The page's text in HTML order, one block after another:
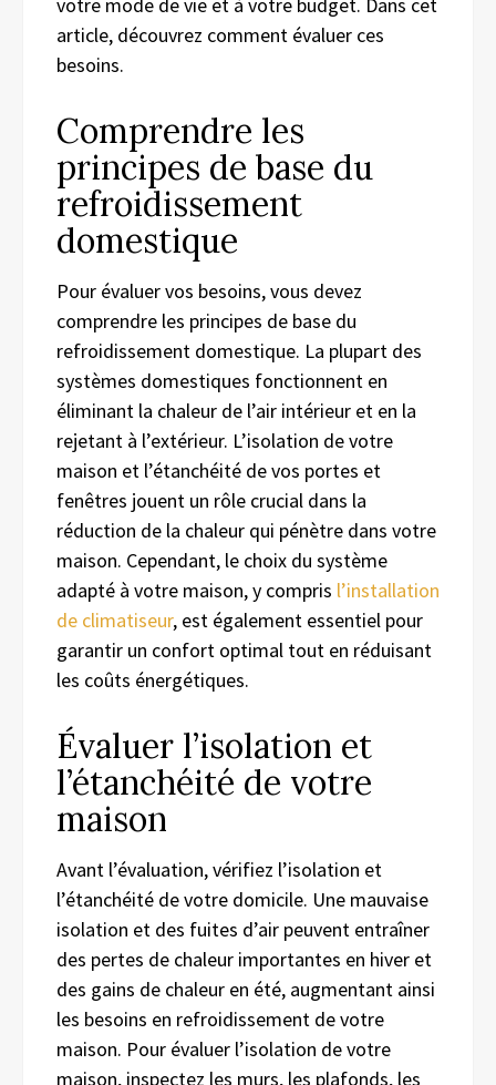
article, découvrez comment évaluer ces
besoins.
Comprendre les
principes de base du
refroidissement
domestique
Pour évaluer vos besoins, vous devez
comprendre les principes de base du
refroidissement domestique. La plupart des
systèmes domestiques fonctionnent en
éliminant la chaleur de l’air intérieur et en la
rejetant à l’extérieur. L’isolation de votre
maison et l’étanchéité de vos portes et
fenêtres jouent un rôle crucial dans la
réduction de la chaleur qui pénètre dans votre
maison. Cependant, le choix du système
adapté à votre maison, y compris l’installation
de climatiseur, est également essentiel pour
garantir un confort optimal tout en réduisant
les coûts énergétiques.
Évaluer l’isolation et
l’étanchéité de votre
maison
Avant l’évaluation, vérifiez l’isolation et
l’étanchéité de votre domicile. Une mauvaise
isolation et des fuites d’air peuvent entraîner
des pertes de chaleur importantes en hiver et
des gains de chaleur en été, augmentant ainsi
les besoins en refroidissement de votre
maison. Pour évaluer l’isolation de votre
maison, inspectez les murs, les plafonds, les